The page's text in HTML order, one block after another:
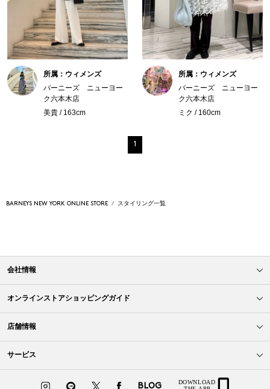
所属：ウィメンズ
バーニーズ ニューヨー
ク六本木店
美貴 / 163cm
所属：ウィメンズ
バーニーズ ニューヨー
ク六本木店
ミク / 160cm
1
BARNEYS NEW YORK ONLINE STORE スタイリング一覧
会社情報
オンラインストアショッピングガイド
店舗情報
サービス
BLOG